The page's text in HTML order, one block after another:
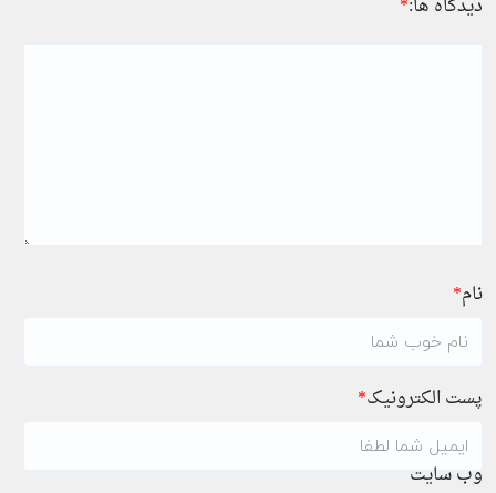
نام*
پست الکترونیک*
وب سایت